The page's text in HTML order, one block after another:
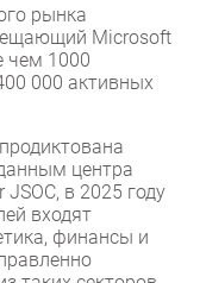
рынка
Microsoft
чем 1000
000 активных
центра
в 2025 году
входят
финансы и